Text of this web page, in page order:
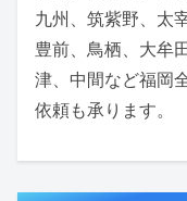
九州、筑紫野、太
豊前、鳥栖、大牟
津、中間など福岡
依頼も承ります。